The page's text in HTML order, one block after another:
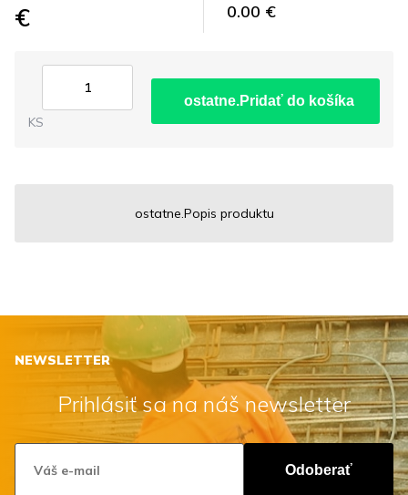
€ 0.00 €
KS
ostatne.Pridať do košíka
ostatne.Popis produktu
NEWSLETTER
Prihlásiť sa na náš newsletter
Odoberať